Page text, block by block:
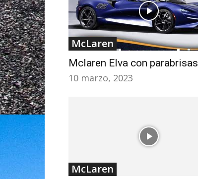
McLaren
Mclaren Elva con parabrisas
10 marzo, 2023
15 noviembre, 2019